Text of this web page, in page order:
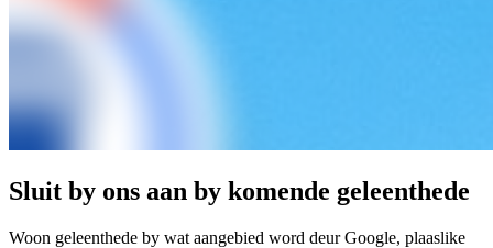
Sluit by ons aan by komende geleenthede
Woon geleenthede by wat aangebied word deur Google, plaaslike